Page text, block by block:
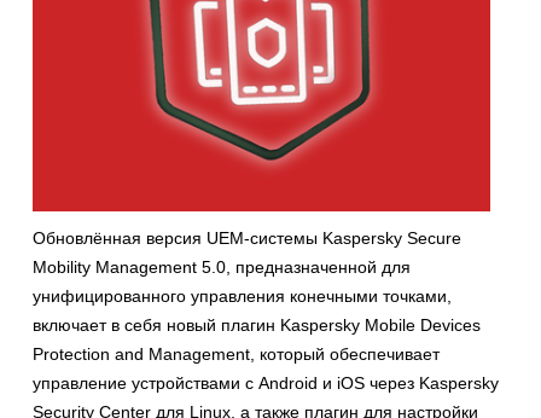
Обновлённая версия UEM-системы Kaspersky Secure
Mobility Management 5.0, предназначенной для
унифицированного управления конечными точками,
включает в себя новый плагин Kaspersky Mobile Devices
Protection and Management, который обеспечивает
управление устройствами с Android и iOS через Kaspersky
Security Center для Linux, а также плагин для настройки